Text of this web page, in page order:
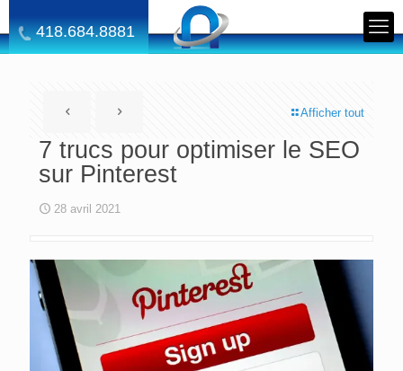
418.684.8881
Afficher tout
7 trucs pour optimiser le SEO
sur Pinterest
28 avril 2021